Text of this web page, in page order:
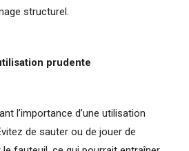
structurel.
prudente
l’importance d’une utilisation
de sauter ou de jouer de